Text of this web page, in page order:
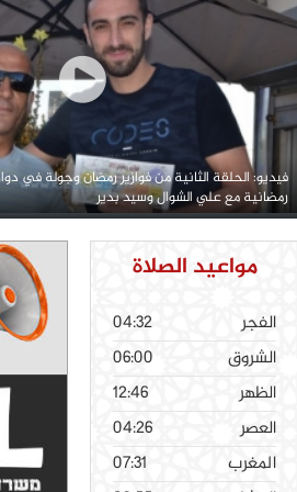
فيديو: الحلقة الثانية من فوازير رمضان وجولة في
رمضانية مع علي الشوال وسيد بدير
مواعيد الصلاة
الفجر
04:32
الشروق
06:00
الظهر
12:46
العصر
04:26
المغرب
07:31